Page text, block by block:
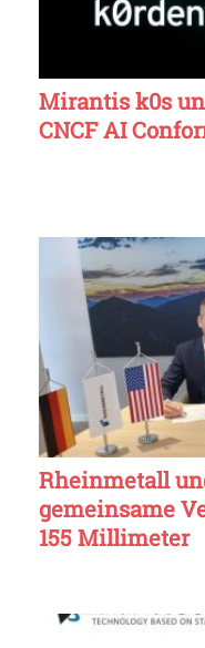
Mirantis k0s
CNCF AI
Rheinmetall
gemeinsame
155 Millimeter